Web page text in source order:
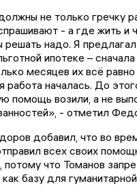
не только гречку
- а где жить и
решать надо. Я
ипотеке –
месяцев их всё
работа началась. До
помощь возили, а не
- отметил
добавил, что во
всех своих
что Томанов
базу для